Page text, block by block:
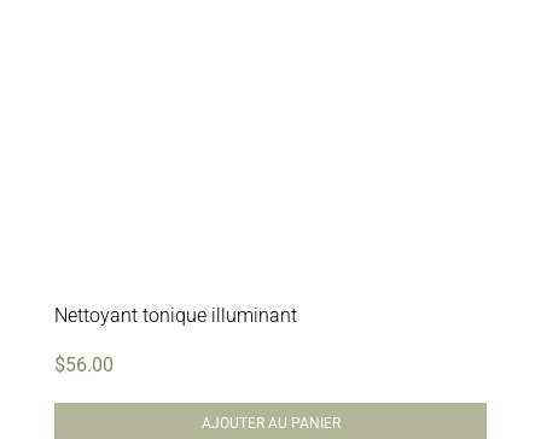
Nettoyant tonique illuminant
$56.00
AJOUTER AU PANIER